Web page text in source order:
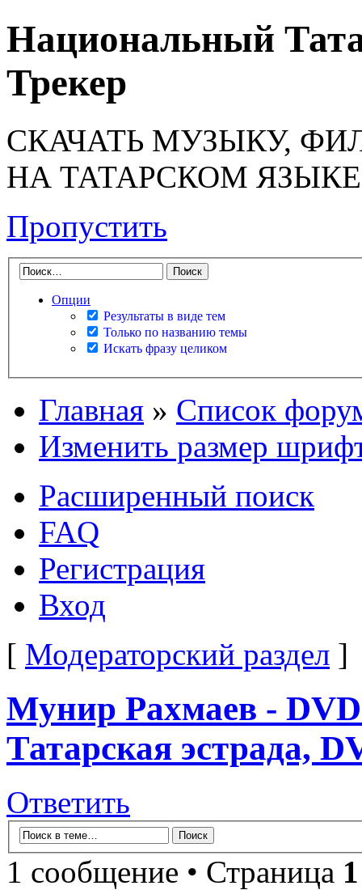
Национальный
Трекер
СКАЧАТЬ МУЗЫКУ,
НА ТАТАРСКОМ ЯЗЫКЕ
Пропустить
Опции
Результаты в виде тем
Только по названию темы
Искать фразу целиком
Главная » Список
Изменить размер
Расширенный поиск
FAQ
Регистрация
Вход
[ Модераторский раздел ]
Мунир Рахмаев - DVD
Татарская эстрада,
Ответить
1 сообщение • Страница 1